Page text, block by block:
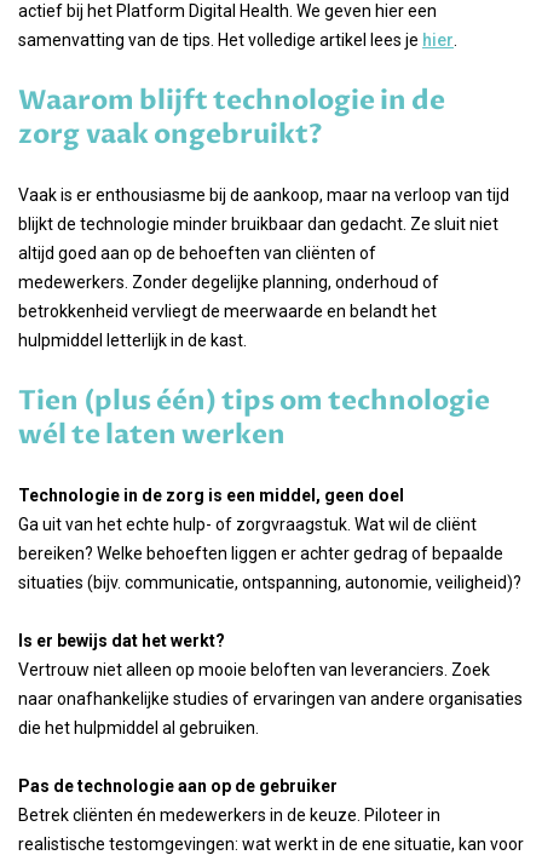
actief bij het Platform Digital Health. We geven hier een
samenvatting van de tips. Het volledige artikel lees je hier
Waarom blijft technologie in de
zorg vaak ongebruikt?
Vaak is er enthousiasme bij de aankoop, maar na verloop van tijd
blijkt de technologie minder bruikbaar dan gedacht. Ze sluit niet
altijd goed aan op de behoeften van cliënten of
medewerkers. Zonder degelijke planning, onderhoud of
betrokkenheid vervliegt de meerwaarde en belandt het
hulpmiddel letterlijk in de kast.
Tien (plus één) tips om technologie
wél te laten werken
Technologie in de zorg is een middel, geen doel
Ga uit van het echte hulp- of zorgvraagstuk. Wat wil de cliënt
bereiken? Welke behoeften liggen er achter gedrag of bepaalde
situaties (bijv. communicatie, ontspanning, autonomie, veiligheid)?
Is er bewijs dat het werkt?
Vertrouw niet alleen op mooie beloften van leveranciers. Zoek
naar onafhankelijke studies of ervaringen van andere organisaties
die het hulpmiddel al gebruiken.
Pas de technologie aan op de gebruiker
Betrek cliënten én medewerkers in de keuze. Piloteer in
realistische testomgevingen: wat werkt in de ene situatie, kan voor